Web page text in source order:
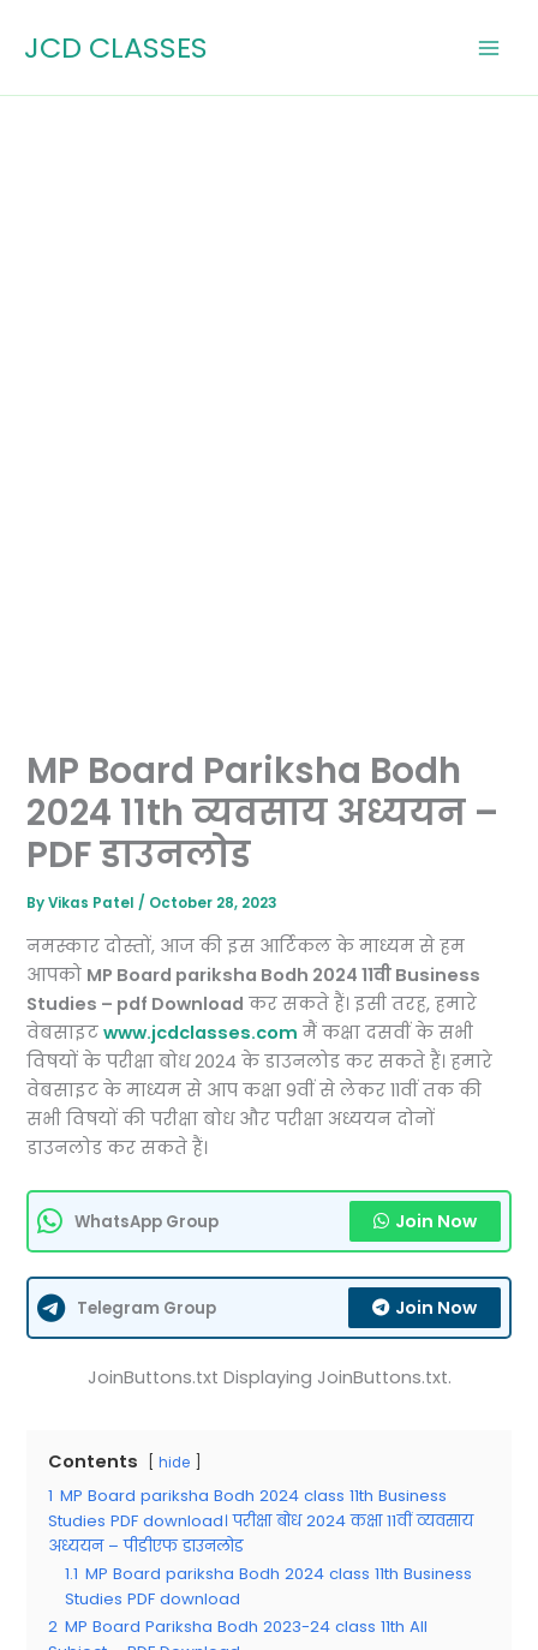
JCD CLASSES
MP Board Pariksha Bodh
2024 11th व्यवसाय अध्ययन –
PDF डाउनलोड
ByVikas Patel/ October 28, 2023
नमस्कार दोस्तों, आज की इस आर्टिकल के माध्यम से हम
आपको MP Board pariksha Bodh 2024 11वी Business
Studies – pdf Download कर सकते हैं। इसी तरह, हमारे
वेबसाइटwww.jcdclasses.com मैं कक्षा दसवीं के सभी
विषयों के परीक्षा बोध 2024 के डाउनलोड कर सकते हैं। हमारे
वेबसाइट के माध्यम से आप कक्षा 9वीं से लेकर 11वीं तक की
सभी विषयों की परीक्षा बोध और परीक्षा अध्ययन दोनों
डाउनलोड कर सकते हैं।
WhatsApp Group Join Now
Telegram Group Join Now
JoinButtons.txt Displaying JoinButtons.txt.
Contents hide
1 MP Board pariksha Bodh 2024 class 11th Business
Studies PDF download। परीक्षा बोध 2024 कक्षा 11वीं व्यवसाय
अध्ययन – पीडीएफ डाउनलोड
1.1 MP Board pariksha Bodh 2024 class 11th Business
Studies PDF download
2 MP Board Pariksha Bodh 2023-24 class 11th All